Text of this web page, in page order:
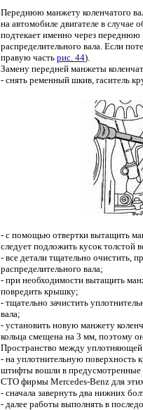
Переднюю манжету коленчатого
на автомобиле двигателе в случае
подтекает именно через переднюю
распределительного вала. Если
правую часть рис. 44).
Замену передней манжеты
- снять ременный шкив, гаситель
- с помощью отвертки вытащить
следует подложить кусок толстой
- все детали тщательно очистить,
распределительного вала;
- при необходимости вытащить
повредить крышку;
- тщательно зачистить
вала;
- установить новую манжету
кольца смещена на 3 мм, поэтому
Пространство между уплотняющей
- на уплотнительную поверхность
штифты вошли в предусмотренные
СТО фирмы Mercedes-Benz для
- сначала завернуть два нижних
- далее работы выполнять в